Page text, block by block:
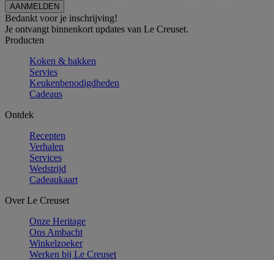
Bedankt voor je inschrijving!
Je ontvangt binnenkort updates van Le Creuset.
Producten
Koken & bakken
Servies
Keukenbenodigdheden
Cadeaus
Ontdek
Recepten
Verhalen
Services
Wedstrijd
Cadeaukaart
Over Le Creuset
Onze Heritage
Ons Ambacht
Winkelzoeker
Werken bij Le Creuset